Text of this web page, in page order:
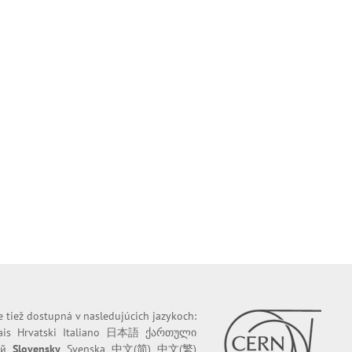
tiež dostupná v nasledujúcich jazykoch:
Hrvatski Italiano 日本語 ქართული
Slovensky Svenska 中文(简) 中文(繁)